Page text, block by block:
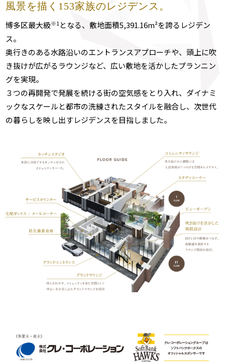
風景を描く153家族のレジデンス。
博多区最大級※1となる、敷地面積5,391.16m²を誇るレジデン
ス。
奥行きのある水路沿いのエントランスアプローチや、頭上に吹
き抜けが広がるラウンジなど、広い敷地を活かしたプランニン
グを実現。
３つの再開発で発展を続ける街の空気感をとり入れ、ダイナミ
ックなスケールと都市の洗練されたスタイルを融合し、次世代
の暮らしを映し出すレジデンスを目指しました。